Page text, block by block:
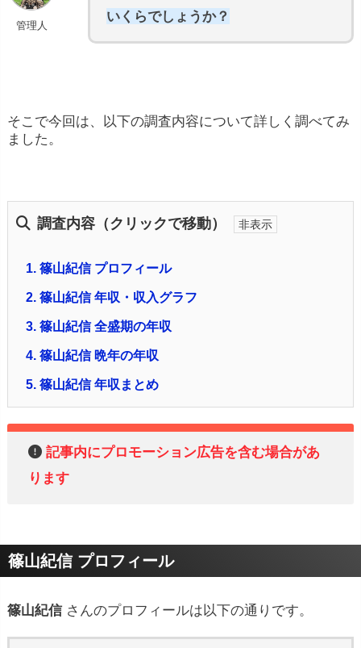
管理人
いくらでしょうか？
そこで今回は、以下の調査内容について詳しく調べてみ
ました。
調査内容（クリックで移動）
1. 篠山紀信 プロフィール
2. 篠山紀信 年収・収入グラフ
3. 篠山紀信 全盛期の年収
4. 篠山紀信 晩年の年収
5. 篠山紀信 年収まとめ
記事内にプロモーション広告を含む場合があ
ります
篠山紀信 プロフィール
篠山紀信 さんのプロフィールは以下の通りです。